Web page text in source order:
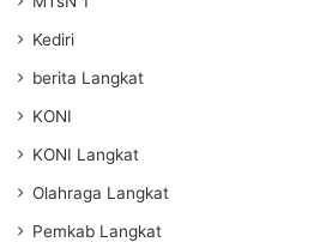
Kediri
berita Langkat
KONI
KONI Langkat
Olahraga Langkat
Pemkab Langkat